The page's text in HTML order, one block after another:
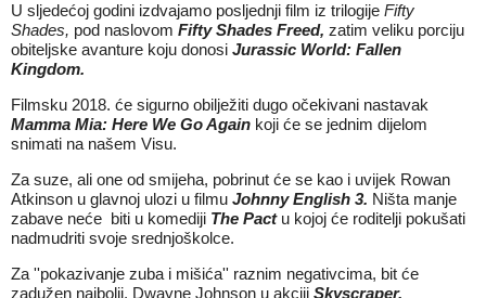
U sljedećoj godini izdvajamo posljednji film iz trilogije Fifty
Shades, pod naslovom Fifty Shades Freed, zatim veliku porciju
obiteljske avanture koju donosi Jurassic World: Fallen
Kingdom.
Filmsku 2018. će sigurno obilježiti dugo očekivani nastavak
Mamma Mia: Here We Go Again koji će se jednim dijelom
snimati na našem Visu.
Za suze, ali one od smijeha, pobrinut će se kao i uvijek Rowan
Atkinson u glavnoj ulozi u filmu Johnny English 3. Ništa manje
zabave neće biti u komediji The Pactu kojoj će roditelji pokušati
nadmudriti svoje srednjoškolce.
Za ''pokazivanje zuba i mišića'' raznim negativcima, bit će
zadužen najbolji, Dwayne Johnson u akciji Skyscraper.